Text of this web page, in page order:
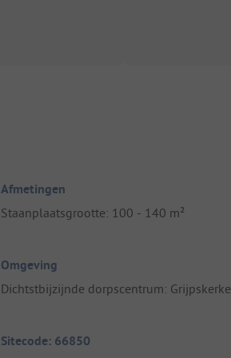
Afmetingen
Staanplaatsgrootte: 100 - 140 m²
Omgeving
Dichtstbijzijnde dorpscentrum: Grijpskerke
Sitecode: 66850